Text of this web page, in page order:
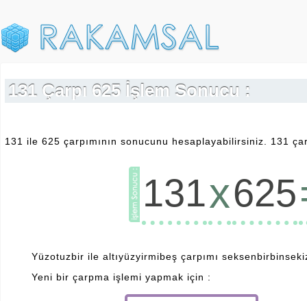
131 Çarpı 625 İşlem Sonucu :
131 ile 625 çarpımının sonucunu hesaplayabilirsiniz. 131
131x625
Yüzotuzbir ile altıyüzyirmibeş çarpımı
Yeni bir çarpma işlemi yapmak için :